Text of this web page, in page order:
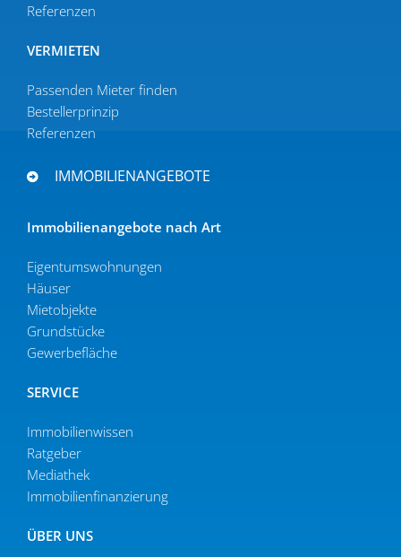
Referenzen
VERMIETEN
Passenden Mieter finden
Bestel­ler­prinzip
Referenzen
IMMOBILIENANGEBOTE
Immobi­li­en­an­gebote nach Art
Eigen­tums­woh­nungen
Häuser
Mietob­jekte
Grund­stücke
Gewer­be­fläche
SERVICE
Immobilien­wissen
Ratgeber
Mediathek
Immobi­li­en­fi­nan­zierung
ÜBER UNS